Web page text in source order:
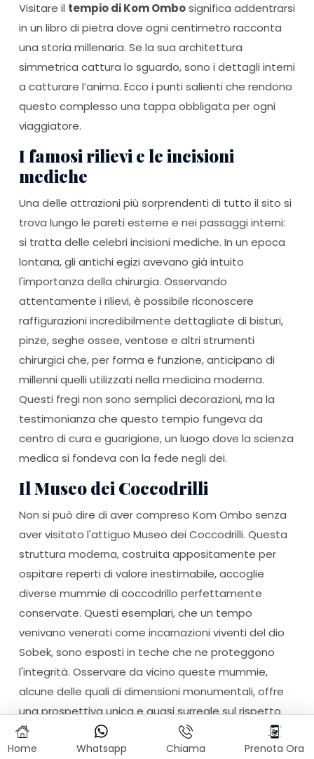
Visitare il tempio di Kom Ombosignifica addentrarsi
in un libro di pietra dove ogni centimetro racconta
una storia millenaria. Se la sua architettura
simmetrica cattura lo sguardo, sono i dettagli interni
a catturare l’anima. Ecco i punti salienti che rendono
questo complesso una tappa obbligata per ogni
viaggiatore.
I famosi rilievi e le incisioni
mediche
Una delle attrazioni più sorprendenti di tutto il sito si
trova lungo le pareti esterne e nei passaggi interni:
si tratta delle celebri incisioni mediche. In un epoca
lontana, gli antichi egizi avevano già intuito
l'importanza della chirurgia. Osservando
attentamente i rilievi, è possibile riconoscere
raffigurazioni incredibilmente dettagliate di bisturi,
pinze, seghe ossee, ventose e altri strumenti
chirurgici che, per forma e funzione, anticipano di
millenni quelli utilizzati nella medicina moderna.
Questi fregi non sono semplici decorazioni, ma la
testimonianza che questo tempio fungeva da
centro di cura e guarigione, un luogo dove la scienza
medica si fondeva con la fede negli dei.
Il Museo dei Coccodrilli
Non si può dire di aver compreso Kom Ombo senza
aver visitato l'attiguo Museo dei Coccodrilli. Questa
struttura moderna, costruita appositamente per
ospitare reperti di valore inestimabile, accoglie
diverse mummie di coccodrillo perfettamente
conservate. Questi esemplari, che un tempo
venivano venerati come incarnazioni viventi del dio
Sobek, sono esposti in teche che ne proteggono
l'integrità. Osservare da vicino queste mummie,
alcune delle quali di dimensioni monumentali, offre
una prospettiva unica e quasi surreale sul rispetto
quasi timoroso che gli egizi nutrivano verso la forza
bruta della natura.
Home Whatsapp Chiama Prenota Ora